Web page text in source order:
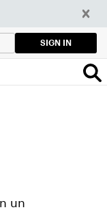
SIGN IN
un